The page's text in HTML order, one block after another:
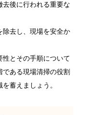
後に行われる重要な
除去し、現場を安全か
とその手順について
ある現場清掃の役割
蓄えましょう。